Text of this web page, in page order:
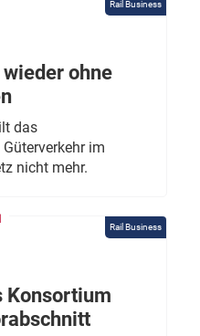
Rail Business
ohne
das
im
nicht mehr.
Rail Business